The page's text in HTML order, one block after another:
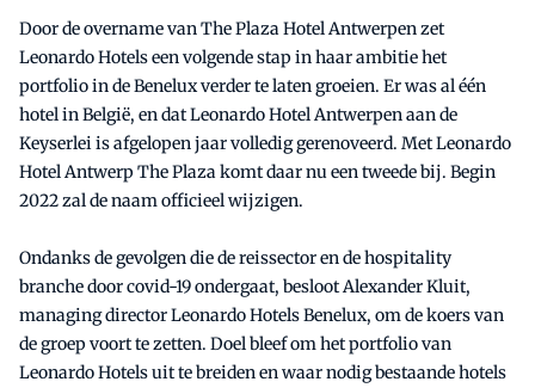
Door de overname van The Plaza Hotel Antwerpen zet
Leonardo Hotels een volgende stap in haar ambitie het
portfolio in de Benelux verder te laten groeien. Er was al één
hotel in België, en dat Leonardo Hotel Antwerpen aan de
Keyserlei is afgelopen jaar volledig gerenoveerd. Met Leonardo
Hotel Antwerp The Plaza komt daar nu een tweede bij. Begin
2022 zal de naam officieel wijzigen.
Ondanks de gevolgen die de reissector en de hospitality
branche door covid-19 ondergaat, besloot Alexander Kluit,
managing director Leonardo Hotels Benelux, om de koers van
de groep voort te zetten. Doel bleef om het portfolio van
Leonardo Hotels uit te breiden en waar nodig bestaande hotels